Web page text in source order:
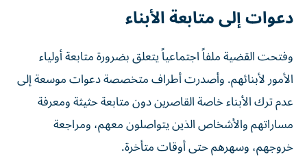
دعوات إلى متابعة الأبناء
وفتحت القضية ملفاً اجتماعياً يتعلق بضرورة متابعة أولياء
الأمور لأبنائهم. وأصدرت أطراف متخصصة دعوات موسعة إلى
عدم ترك الأبناء خاصة القاصرين دون متابعة حثيثة ومعرفة
مساراتهم والأشخاص الذين يتواصلون معهم، ومراجعة
خروجهم، وسهرهم حتى أوقات متأخرة.